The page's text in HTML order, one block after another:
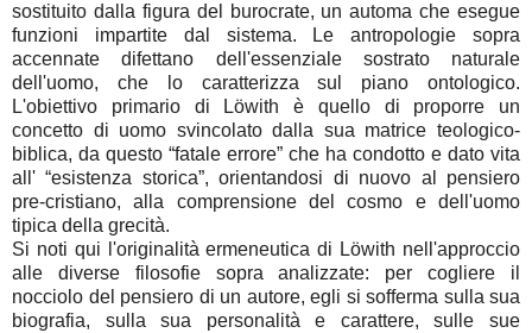
sostituito dalla figura del burocrate, un automa che esegue
funzioni impartite dal sistema. Le antropologie sopra
accennate difettano dell'essenziale sostrato naturale
dell'uomo, che lo caratterizza sul piano ontologico.
L'obiettivo primario di Löwith è quello di proporre un
concetto di uomo svincolato dalla sua matrice teologico-
biblica, da questo “fatale errore” che ha condotto e dato vita
all' “esistenza storica”, orientandosi di nuovo al pensiero
pre-cristiano, alla comprensione del cosmo e dell'uomo
tipica della grecità.
Si noti qui l'originalità ermeneutica di Löwith nell'approccio
alle diverse filosofie sopra analizzate: per cogliere il
nocciolo del pensiero di un autore, egli si sofferma sulla sua
biografia, sulla sua personalità e carattere, sulle sue